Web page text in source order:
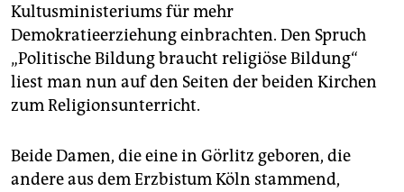
Kultusministeriums für mehr
Demokratieerziehung einbrachten. Den Spruch
„Politische Bildung braucht religiöse Bildung“
liest man nun auf den Seiten der beiden Kirchen
zum Religionsunterricht.
Beide Damen, die eine in Görlitz geboren, die
andere aus dem Erzbistum Köln stammend,